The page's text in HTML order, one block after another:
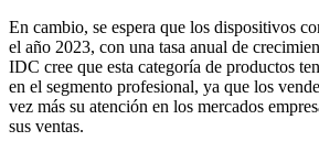
En cambio, se espera que los dispositivos
el año 2023, con una tasa anual de
IDC cree que esta categoría de productos
en el segmento profesional, ya que los
vez más su atención en los mercados
sus ventas.